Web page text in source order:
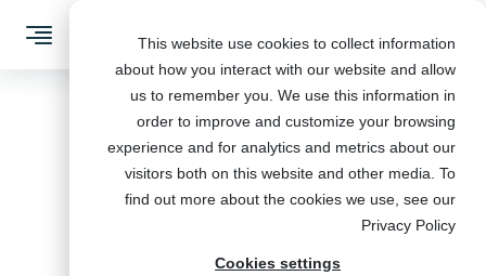
This website use cookies to collect information
about how you interact with our website and allow
us to remember you. We use this information in
order to improve and customize your browsing
experience and for analytics and metrics about our
visitors both on this website and other media. To
find out more about the cookies we use, see our
Privacy Policy
Cookies settings
מודעות לאיומי סייבר
הדמיות פישינג
חזרה לבלוג
וובינר איומיי סייבר בשרשרת האספקה